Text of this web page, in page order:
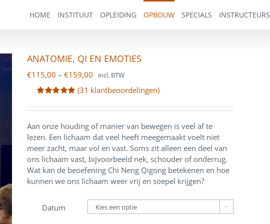
HOME INSTITUUT OPLEIDING OPBOUW SPECIALS INSTRUCTEURS
ANATOMIE, QI EN EMOTIES
€115,00 – €159,00 Price
range:
€115,00
through
incl. BTW
5.00op 5
op
klantbeoordelingen
(31 klantbeoordelingen)
Aan onze houding of manier van bewegen is veel af te
lezen. Een lichaam dat veel heeft meegemaakt voelt niet
meer zacht, maar vol en vast. Soms zit alleen een deel van
ons lichaam vast, bijvoorbeeld nek, schouder of onderrug.
Wat kan de beoefening Chi Neng Qigong betekenen en hoe
kunnen we ons lichaam weer vrij en soepel krijgen?
Datum 